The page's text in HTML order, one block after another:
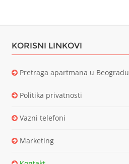
KORISNI LINKOVI
Pretraga apartmana u Beogradu
Politika privatnosti
Vazni telefoni
Marketing